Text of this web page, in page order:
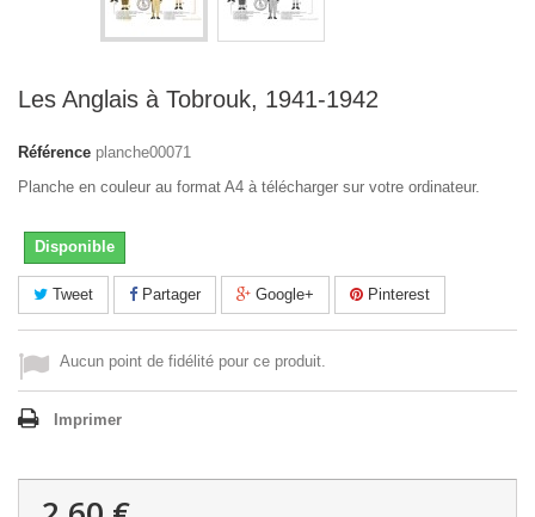
Les Anglais à Tobrouk, 1941-1942
Référence planche00071
Planche en couleur au format A4 à télécharger sur votre ordinateur.
Disponible
Tweet Partager Google+ Pinterest
Aucun point de fidélité pour ce produit.
Imprimer